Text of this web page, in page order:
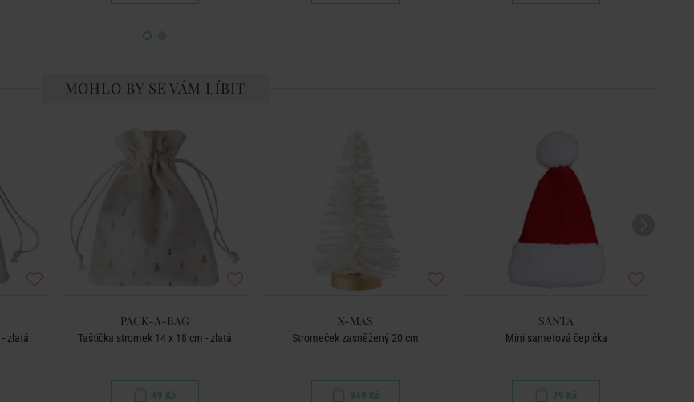
MOHLO BY SE VÁM LÍBIT
zlatá
PACK-A-BAG
Taštička stromek 14 x 18 cm - zlatá
49 Kč
X-MAS
Stromeček zasněžený 20 cm
349 Kč
SANTA
Mini sametová čepička
79 Kč